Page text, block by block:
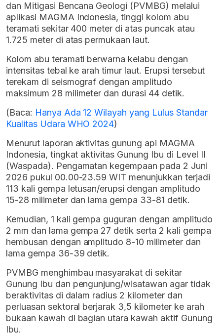
dan Mitigasi Bencana Geologi (PVMBG) melalui
aplikasi MAGMA Indonesia, tinggi kolom abu
teramati sekitar 400 meter di atas puncak atau
1.725 meter di atas permukaan laut.
Kolom abu teramati berwarna kelabu dengan
intensitas tebal ke arah timur laut. Erupsi tersebut
terekam di seismograf dengan amplitudo
maksimum 28 milimeter dan durasi 44 detik.
(Baca: Hanya Ada 12 Wilayah yang Lulus Standar
Kualitas Udara WHO 2024)
Menurut laporan aktivitas gunung api MAGMA
Indonesia, tingkat aktivitas Gunung Ibu di Level II
(Waspada). Pengamatan kegempaan pada 2 Juni
2026 pukul 00.00-23.59 WIT menunjukkan terjadi
113 kali gempa letusan/erupsi dengan amplitudo
15-28 milimeter dan lama gempa 33-81 detik.
Kemudian, 1 kali gempa guguran dengan amplitudo
2 mm dan lama gempa 27 detik serta 2 kali gempa
hembusan dengan amplitudo 8-10 milimeter dan
lama gempa 36-39 detik.
PVMBG menghimbau masyarakat di sekitar
Gunung Ibu dan pengunjung/wisatawan agar tidak
beraktivitas di dalam radius 2 kilometer dan
perluasan sektoral berjarak 3,5 kilometer ke arah
bukaan kawah di bagian utara kawah aktif Gunung
Ibu.